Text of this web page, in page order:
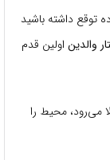
توقع داشته باشید
والدین اولین قدم
می‌رود، محیط را